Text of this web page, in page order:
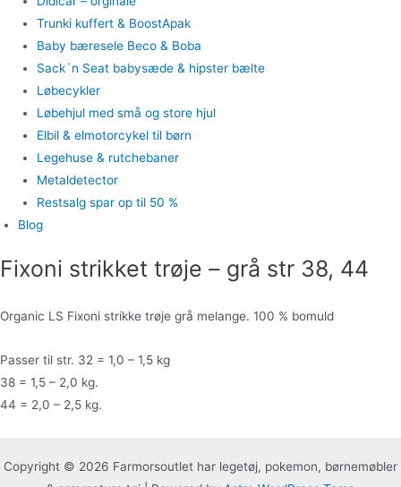
Trunki kuffert & BoostApak
Baby bæresele Beco & Boba
Sack´n Seat babysæde & hipster bælte
Løbecykler
Løbehjul med små og store hjul
Elbil & elmotorcykel til børn
Legehuse & rutchebaner
Metaldetector
Restsalg spar op til 50 %
Blog
Fixoni strikket trøje – grå str 38, 44
Organic LS Fixoni strikke trøje grå melange. 100 % bomuld
Passer til str. 32 = 1,0 – 1,5 kg
38 = 1,5 – 2,0 kg.
44 = 2,0 – 2,5 kg.
Copyright © 2026 Farmorsoutlet har legetøj, pokemon, børnemøbler